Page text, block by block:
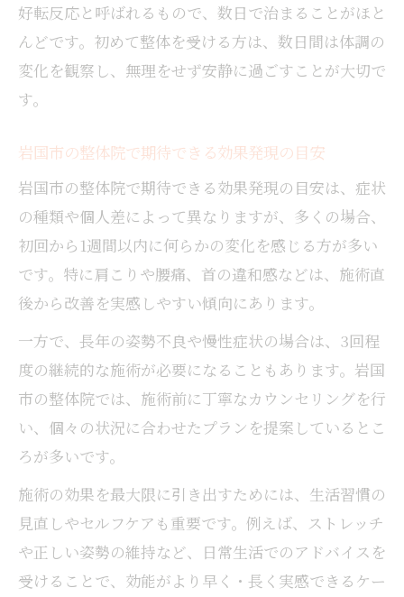
好転反応と呼ばれるもので、数日で治まることがほと
んどです。初めて整体を受ける方は、数日間は体調の
変化を観察し、無理をせず安静に過ごすことが大切で
す。
岩国市の整体院で期待できる効果発現の目安
岩国市の整体院で期待できる効果発現の目安は、症状
の種類や個人差によって異なりますが、多くの場合、
初回から1週間以内に何らかの変化を感じる方が多い
です。特に肩こりや腰痛、首の違和感などは、施術直
後から改善を実感しやすい傾向にあります。
一方で、長年の姿勢不良や慢性症状の場合は、3回程
度の継続的な施術が必要になることもあります。岩国
市の整体院では、施術前に丁寧なカウンセリングを行
い、個々の状況に合わせたプランを提案しているとこ
ろが多いです。
施術の効果を最大限に引き出すためには、生活習慣の
見直しやセルフケアも重要です。例えば、ストレッチ
や正しい姿勢の維持など、日常生活でのアドバイスを
受けることで、効能がより早く・長く実感できるケー